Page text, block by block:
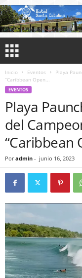
Inicio Eventos
Playa
“Caribbean Open...
EVENTOS
Playa
del
“Caribbean
Por admin - junio 16, 2023